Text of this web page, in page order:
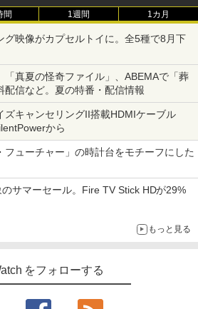
間 1週間 1カ月
グ映像がカプセルトイに。全5種で8月下
「真夏の怪奇ファイル」、ABEMAで「葬
配信など。夏の特番・配信情報
ズキャンセリングII搭載HDMIケーブル
から
フューチャー」の時計台をモチーフにした
サマーセール。Fire TV Stick HDが29%
もっと見る
をフォローする